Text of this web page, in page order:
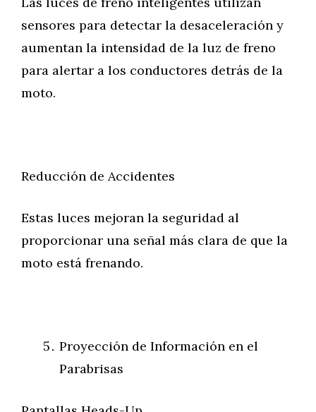
sensores para detectar la desaceleración y
aumentan la intensidad de la luz de freno
para alertar a los conductores detrás de la
moto.
Reducción de Accidentes
Estas luces mejoran la seguridad al
proporcionar una señal más clara de que la
moto está frenando.
Proyección de Información en el
Parabrisas